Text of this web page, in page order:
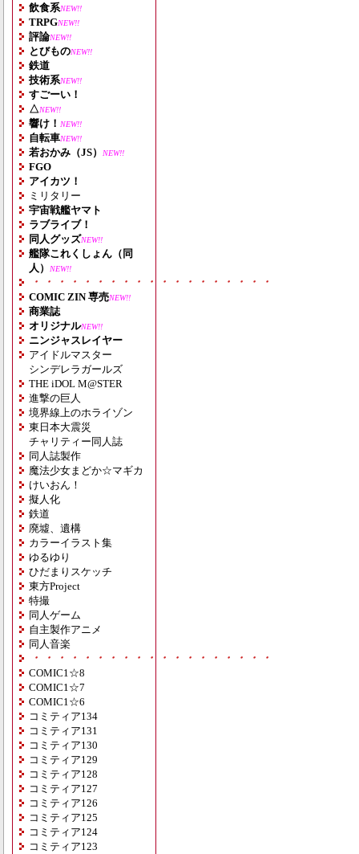
飲食系NEW!!
TRPGNEW!!
評論NEW!!
とびものNEW!!
鉄道
技術系NEW!!
すごーい！
△NEW!!
響け！ NEW!!
自転車NEW!!
若おかみ（JS） NEW!!
FGO
アイカツ！
ミリタリー
宇宙戦艦ヤマト
ラブライブ！
同人グッズNEW!!
艦隊これくしょん（同
人）
NEW!!
・・・・・・・・・・・・・・・・・・・
COMIC ZIN 専売NEW!!
商業誌
オリジナルNEW!!
ニンジャスレイヤー
アイドルマスター
シンデレラガールズ
THE iDOL M@STER
進撃の巨人
境界線上のホライゾン
東日本大震災
チャリティー同人誌
同人誌製作
魔法少女まどか☆マギカ
けいおん！
擬人化
鉄道
廃墟、遺構
カラーイラスト集
ゆるゆり
ひだまりスケッチ
東方Project
特撮
同人ゲーム
自主製作アニメ
同人音楽
・・・・・・・・・・・・・・・・・・・
COMIC1☆8
COMIC1☆7
COMIC1☆6
コミティア134
コミティア131
コミティア130
コミティア129
コミティア128
コミティア127
コミティア126
コミティア125
コミティア124
コミティア123